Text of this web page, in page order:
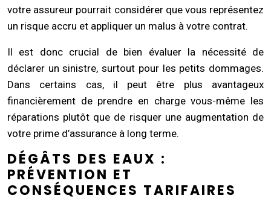
votre assureur pourrait considérer que vous représentez
un risque accru et appliquer un malus à votre contrat.
Il est donc crucial de bien évaluer la nécessité de
déclarer un sinistre, surtout pour les petits dommages.
Dans certains cas, il peut être plus avantageux
financièrement de prendre en charge vous-même les
réparations plutôt que de risquer une augmentation de
votre prime d’assurance à long terme.
DÉGÂTS DES EAUX :
PRÉVENTION ET
CONSÉQUENCES TARIFAIRES